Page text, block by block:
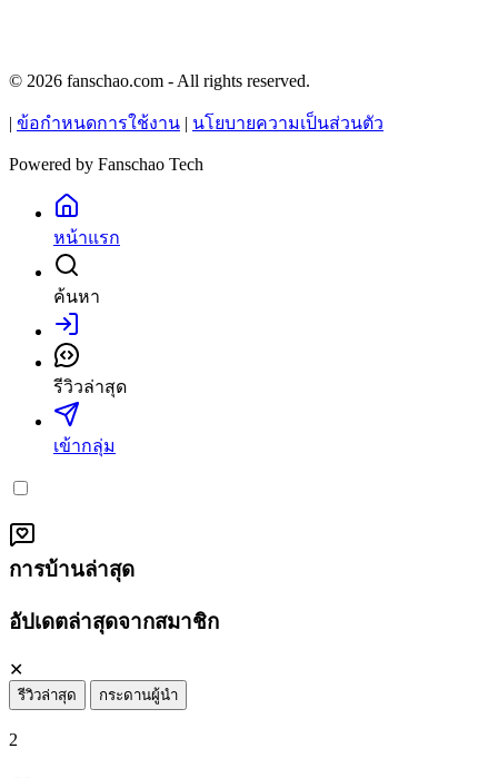
© 2026 fanschao.com - All rights reserved.
| ข้อกำหนดการใช้งาน | นโยบายความเป็นส่วนตัว
Powered by Fanschao Tech
หน้าแรก
ค้นหา
เข้าสู่ระบบ
รีวิวล่าสุด
เข้ากลุ่ม
การบ้านล่าสุด
อัปเดตล่าสุดจากสมาชิก
✕
รีวิวล่าสุด กระดานผู้นำ
2